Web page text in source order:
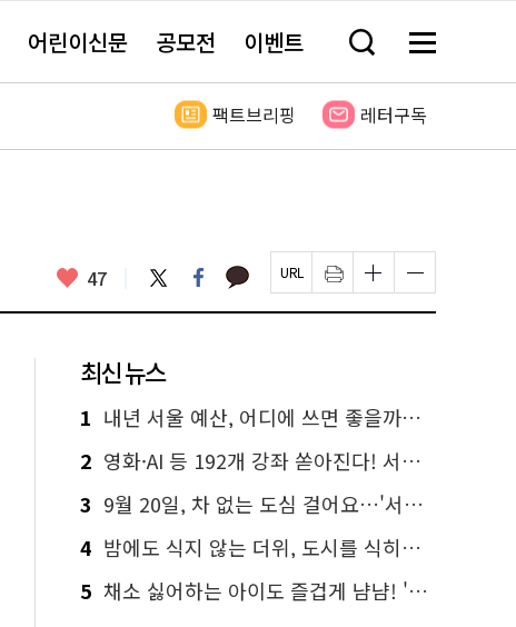
어린이신문 공모전 이벤트 검
창
기
메
전
보
팩트브리핑 레터구독
좋
요
47 트
위
터
페
이
스
카
카 페
이
지
인
쇄
하
글
자
크
하
기
글
자
크
하
최신 뉴스
1 내년 서울 예산, 어디에 쓰면 좋을까요? 온라인 투표
2 영화·AI 등 192개 강좌 쏟아진다! 서울시민대학 선착순 신청
3 9월 20일, 차 없는 도심 걸어요…'서울 걷자 페스티벌' 선착순 5천명
4 밤에도 식지 않는 더위, 도시를 식히는 시원한 해법은?
5 채소 싫어하는 아이도 즐겁게 냠냠! '찾아가는 서울시 식생활 교육' 현장